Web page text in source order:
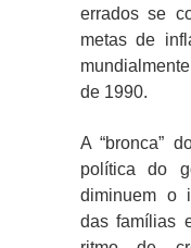
errados se
metas de
de 1990.
A “bronca”
política do
diminuem o
das famílias